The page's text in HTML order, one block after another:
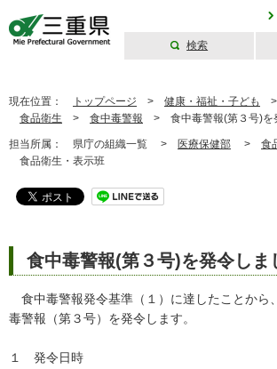
検索
現在位置： トップページ > 健康・福祉・子ども >
食品衛生 > 食中毒警報 > 食中毒警報(第３号)を
担当所属： 県庁の組織一覧 > 医療保健部 > 食
食品衛生・表示班
食中毒警報(第３号)を発令しま
食中毒警報発令基準（１）に達したことから
毒警報（第３号）を発令します。
１ 発令日時